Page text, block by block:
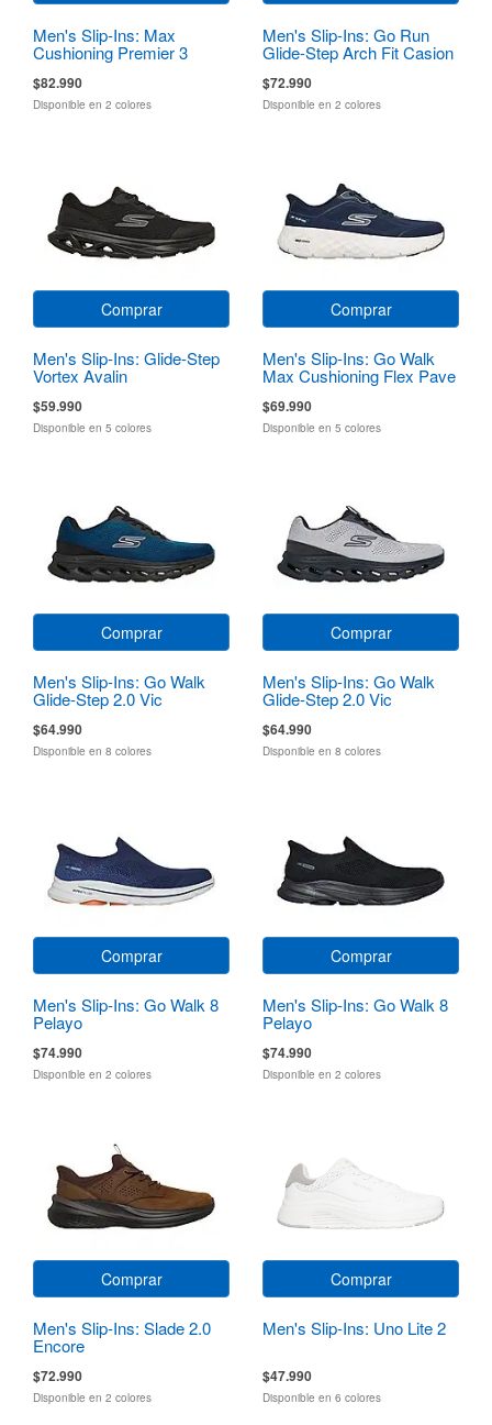
Men's Slip-Ins: Max
Cushioning Premier 3
$82.990
Disponible en 2 colores
Men's Slip-Ins: Go Run
Glide-Step Arch Fit Casion
$72.990
Disponible en 2 colores
Comprar
Men's Slip-Ins: Glide-Step
Vortex Avalin
$59.990
Disponible en 5 colores
Comprar
Men's Slip-Ins: Go Walk
Max Cushioning Flex Pave
$69.990
Disponible en 5 colores
Comprar
Men's Slip-Ins: Go Walk
Glide-Step 2.0 Vic
$64.990
Disponible en 8 colores
Comprar
Men's Slip-Ins: Go Walk
Glide-Step 2.0 Vic
$64.990
Disponible en 8 colores
Comprar
Men's Slip-Ins: Go Walk 8
Pelayo
$74.990
Disponible en 2 colores
Comprar
Men's Slip-Ins: Go Walk 8
Pelayo
$74.990
Disponible en 2 colores
Comprar
Men's Slip-Ins: Slade 2.0
Encore
$72.990
Disponible en 2 colores
Comprar
Men's Slip-Ins: Uno Lite 2
$47.990
Disponible en 6 colores